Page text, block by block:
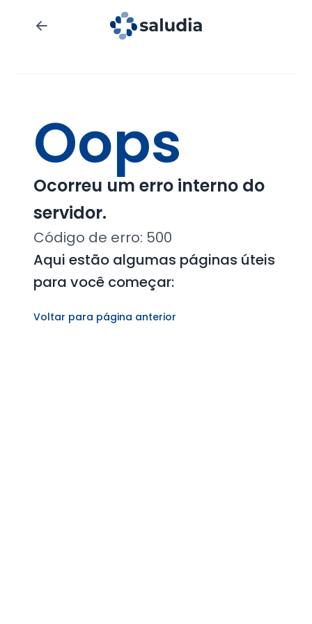
Oops
Ocorreu um erro interno do
servidor.
Código de erro: 500
Aqui estão algumas páginas úteis
para você começar:
Voltar para página anterior